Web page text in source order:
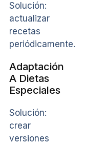
Solución:
actualizar
recetas
periódicamente.
Adaptación
A Dietas
Especiales
Solución:
crear
versiones